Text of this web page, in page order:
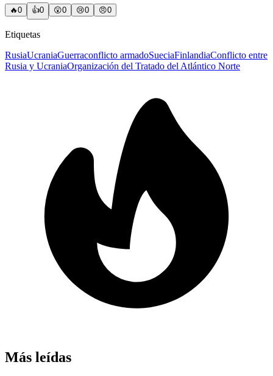
🔥0 👍0 😲0 😢0 😠0
Etiquetas
RusiaUcraniaGuerraconflicto armadoSueciaFinlandiaConflicto entre
Rusia y UcraniaOrganización del Tratado del Atlántico Norte
Más leídas